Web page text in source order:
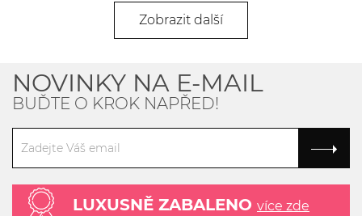
Zobrazit další
NOVINKY NA E-MAIL
BUĎTE O KROK NAPŘED!
LUXUSNĚ ZABALENO více zde